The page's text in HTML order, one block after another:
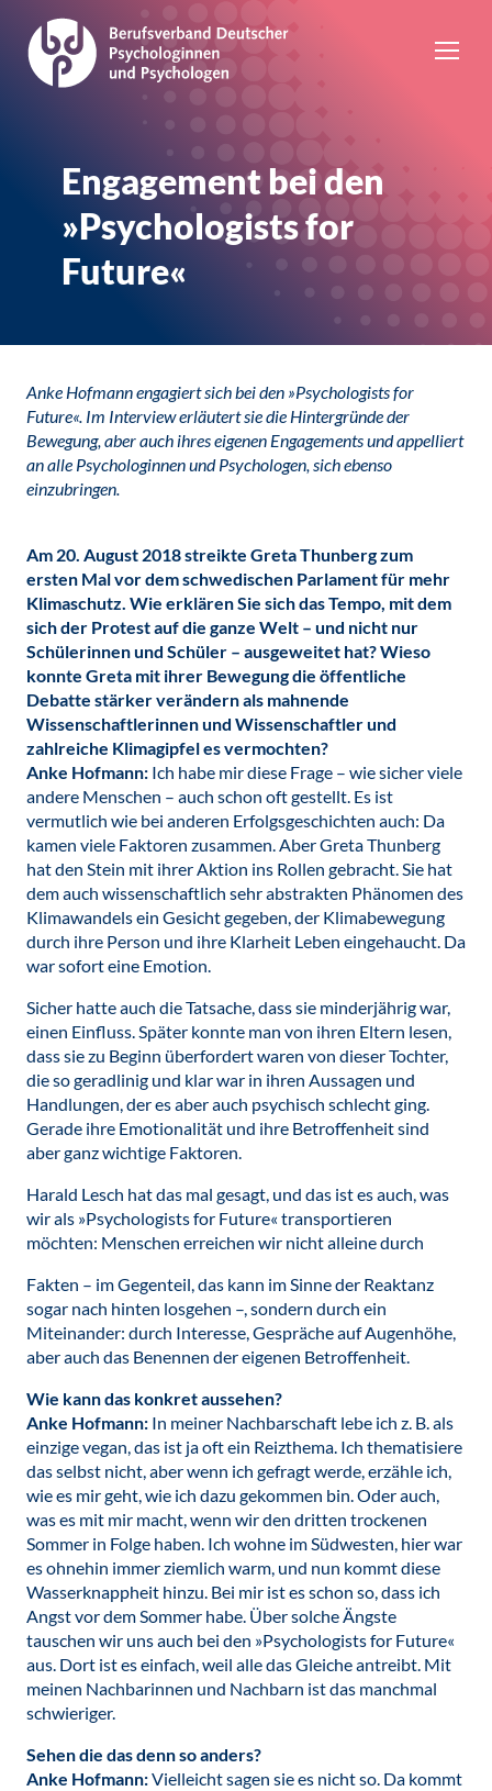
Engagement bei den
»Psychologists for
Future«
Anke Hofmann engagiert sich bei den »Psychologists for
Future«. Im Interview erläutert sie die Hintergründe der
Bewegung, aber auch ihres eigenen Engagements und appelliert
an alle Psychologinnen und Psychologen, sich ebenso
einzubringen.
Am 20. August 2018 streikte Greta Thunberg zum
ersten Mal vor dem schwedischen Parlament für mehr
Klimaschutz. Wie erklären Sie sich das Tempo, mit dem
sich der Protest auf die ganze Welt – und nicht nur
Schülerinnen und Schüler – ausgeweitet hat? Wieso
konnte Greta mit ihrer Bewegung die öffentliche
Debatte stärker verändern als mahnende
Wissenschaftlerinnen und Wissenschaftler und
zahlreiche Klimagipfel es vermochten?
Anke Hofmann: Ich habe mir diese Frage – wie sicher viele
andere Menschen – auch schon oft gestellt. Es ist
vermutlich wie bei anderen Erfolgsgeschichten auch: Da
kamen viele Faktoren zusammen. Aber Greta Thunberg
hat den Stein mit ihrer Aktion ins Rollen gebracht. Sie hat
dem auch wissenschaftlich sehr abstrakten Phänomen des
Klimawandels ein Gesicht gegeben, der Klimabewegung
durch ihre Person und ihre Klarheit Leben eingehaucht. Da
war sofort eine Emotion.
Sicher hatte auch die Tatsache, dass sie minderjährig war,
einen Einfluss. Später konnte man von ihren Eltern lesen,
dass sie zu Beginn überfordert waren von dieser Tochter,
die so geradlinig und klar war in ihren Aussagen und
Handlungen, der es aber auch psychisch schlecht ging.
Gerade ihre Emotionalität und ihre Betroffenheit sind
aber ganz wichtige Faktoren.
Harald Lesch hat das mal gesagt, und das ist es auch, was
wir als »Psychologists for Future« transportieren
möchten: Menschen erreichen wir nicht alleine durch
Fakten – im Gegenteil, das kann im Sinne der Reaktanz
sogar nach hinten losgehen –, sondern durch ein
Miteinander: durch Interesse, Gespräche auf Augenhöhe,
aber auch das Benennen der eigenen Betroffenheit.
Wie kann das konkret aussehen?
Anke Hofmann: In meiner Nachbarschaft lebe ich z. B. als
einzige vegan, das ist ja oft ein Reizthema. Ich thematisiere
das selbst nicht, aber wenn ich gefragt werde, erzähle ich,
wie es mir geht, wie ich dazu gekommen bin. Oder auch,
was es mit mir macht, wenn wir den dritten trockenen
Sommer in Folge haben. Ich wohne im Südwesten, hier war
es ohnehin immer ziemlich warm, und nun kommt diese
Wasserknappheit hinzu. Bei mir ist es schon so, dass ich
Angst vor dem Sommer habe. Über solche Ängste
tauschen wir uns auch bei den »Psychologists for Future«
aus. Dort ist es einfach, weil alle das Gleiche antreibt. Mit
meinen Nachbarinnen und Nachbarn ist das manchmal
schwieriger.
Sehen die das denn so anders?
Anke Hofmann:Vielleicht sagen sie es nicht so. Da kommt